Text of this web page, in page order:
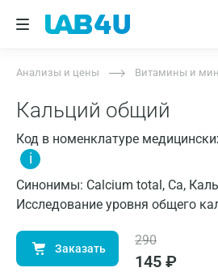
Анализы и цены Витамины и
Кальций общий
Код в номенклатуре
i
Синонимы: Calcium total, Ca,
Исследование уровня общего
Заказать
290
145 ₽